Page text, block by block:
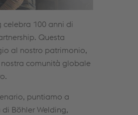
celebra 100 anni di
Questa
al nostro patrimonio,
comunità globale
puntiamo a
Böhler Welding,